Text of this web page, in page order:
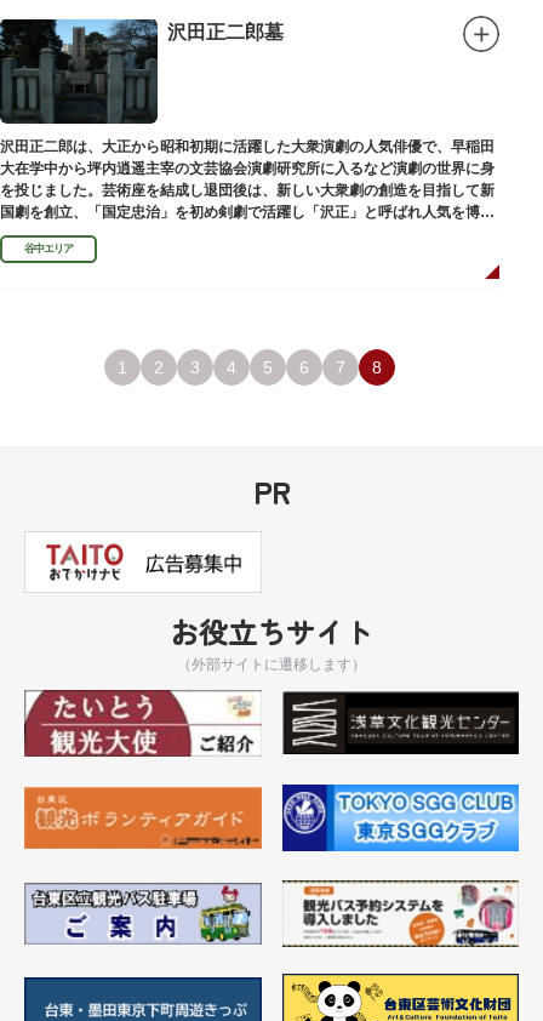
沢田正二郎墓
沢田正二郎は、大正から昭和初期に活躍した大衆演劇の人気俳優で、早稲田
大在学中から坪内逍遥主宰の文芸協会演劇研究所に入るなど演劇の世界に身
を投じました。芸術座を結成し退団後は、新しい大衆劇の創造を目指して新
国劇を創立、「国定忠治」を初め剣劇で活躍し「沢正」と呼ばれ人気を博し
ました。お墓は谷中霊園にあります。
谷中エリア
1 2 3 4 5 6 7 8
PR
お役立ちサイト
（外部サイトに遷移します）